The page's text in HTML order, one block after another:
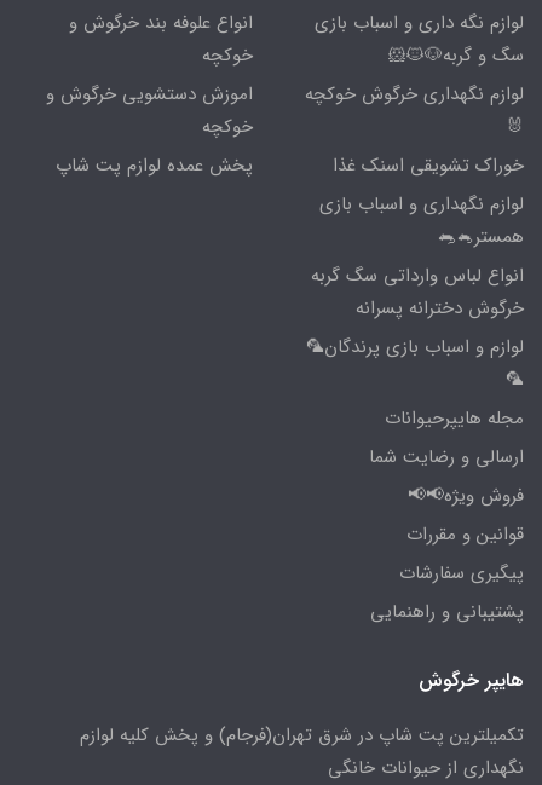
لوازم نگه داری و اسباب بازی
سگ و گربه🐶🐱🐹
لوازم نگهداری خرگوش خوکچه
🐰
خوراک تشویقی اسنک غذا
لوازم نگهداری و اسباب بازی
همستر🐁🐀
انواع لباس وارداتی سگ گربه
خرگوش دخترانه پسرانه
لوازم و اسباب بازی پرندگان🦜
🦜
مجله هایپرحیوانات
ارسالی و رضایت شما
فروش ویژه📢📢
قوانین و مقررات
پیگیری سفارشات
پشتیبانی و راهنمایی
انواع علوفه بند خرگوش و
خوکچه
اموزش دستشویی خرگوش و
خوکچه
پخش عمده لوازم پت شاپ
هایپر خرگوش
تکمیلترین پت شاپ در شرق تهران(فرجام) و پخش کلیه لوازم
نگهداری از حیوانات خانگی